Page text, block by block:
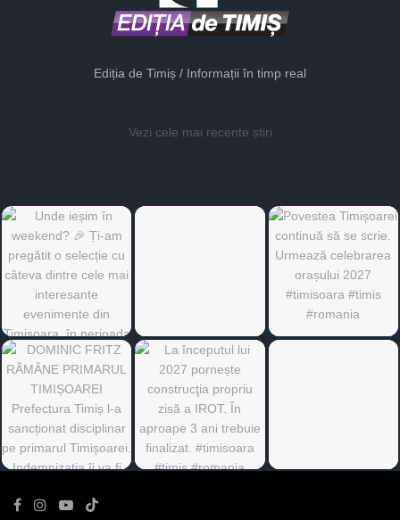
Ediția de Timiș / Informații în timp real
Vezi cele mai recente știri